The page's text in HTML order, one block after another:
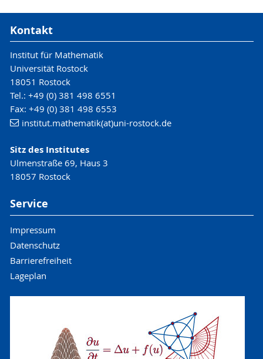
Kontakt
Institut für Mathematik
Universität Rostock
18051 Rostock
Tel.: +49 (0) 381 498 6551
Fax: +49 (0) 381 498 6553
institut.mathematik(at)uni-rostock.de
Sitz des Institutes
Ulmenstraße 69, Haus 3
18057 Rostock
Service
Impressum
Datenschutz
Barrierefreiheit
Lageplan